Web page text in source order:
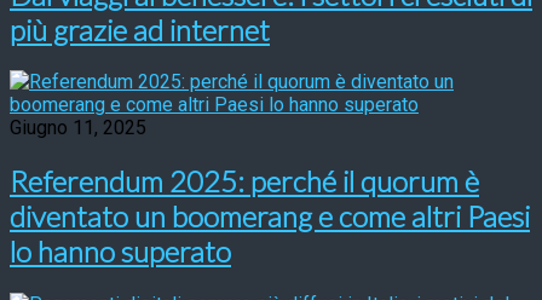
più grazie ad internet
Giugno 11, 2025
Referendum 2025: perché il quorum è
diventato un boomerang e come altri Paesi
lo hanno superato